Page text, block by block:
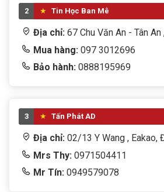
2 Tin Học Ban Mê
Địa chỉ: 67 Chu Văn An - Tân
Mua hàng: 097 3012696
Bảo hành: 0888195969
3 Tấn Phát AD
Địa chỉ: 02/13 Y Wang , Eakao,
Mrs Thy: 0971504411
Mr Tín: 0949579078